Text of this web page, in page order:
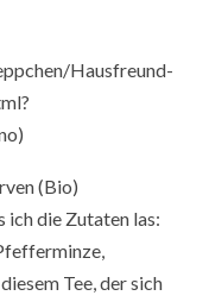
Hausfreund-
(Bio)
ich die Zutaten las:
Tee, der sich